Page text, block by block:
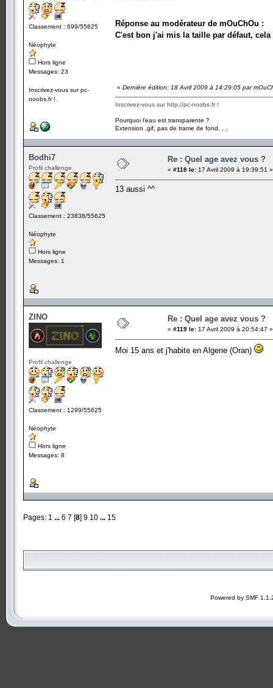
Classement : 699/55625
Néophyte
Hors ligne
Messages: 23
Inscrivez-vous sur pc-
noobs.fr !
Réponse au modérateur de mOuChOu :
C'est bon j'ai mis la taille par défaut,
« Dernière édition: 18 Avril 2009 à 14:29:05 par
Inscrivez-vous sur http://pc-noobs.fr !
Pourquoi l'eau est transparente ?
Extension .gif, pas de trame de fond. . .
Bodhi7
Profil challenge
Classement : 23838/55625
Néophyte
Hors ligne
Messages: 1
Re : Quel age avez vous ?
« #118 le: 17 Avril 2009 à 19:39:51 »
13 aussi ^^
ZINO
Profil challenge
Classement : 1299/55625
Néophyte
Hors ligne
Messages: 8
Re : Quel age avez vous ?
« #119 le: 17 Avril 2009 à 20:54:47 »
Moi 15 ans et j'habite en Algerie (Oran)
Pages: 1 ... 6 7 [8] 9 10 ... 15
Powered by SMF